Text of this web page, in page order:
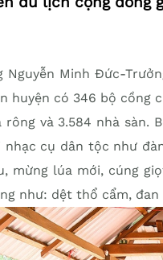
Nguyễn Minh Đức-
huyện có 346 bộ cồng
rông và 3.584 nhà sàn.
nhạc cụ dân tộc như
mừng lúa mới, cúng
như: dệt thổ cẩm,